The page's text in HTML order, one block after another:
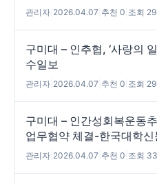
관리자 2026.04.07 추천 0 조회
구미대 – 인추협, ‘사랑의
수일보
관리자 2026.04.07 추천 0 조회
구미대 – 인간성회복운동
업무협약 체결-한국대학신
관리자 2026.04.07 추천 0 조회